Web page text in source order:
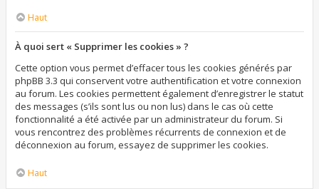
Haut
À quoi sert « Supprimer les cookies » ?
Cette option vous permet d’effacer tous les cookies générés par
phpBB 3.3 qui conservent votre authentification et votre connexion
au forum. Les cookies permettent également d’enregistrer le statut
des messages (s’ils sont lus ou non lus) dans le cas où cette
fonctionnalité a été activée par un administrateur du forum. Si
vous rencontrez des problèmes récurrents de connexion et de
déconnexion au forum, essayez de supprimer les cookies.
Haut